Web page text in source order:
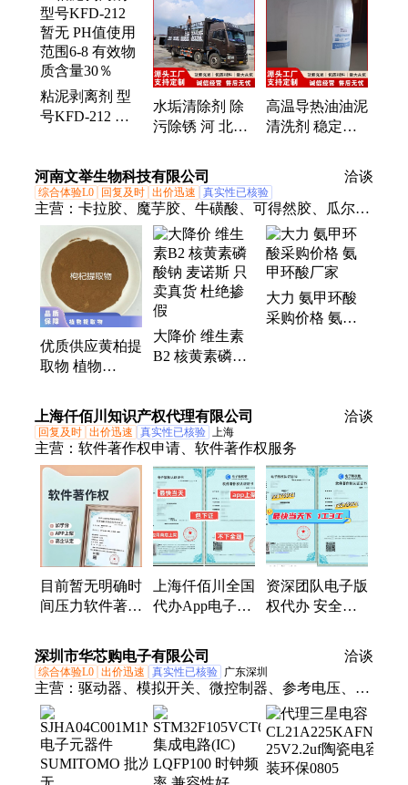
增效剂、在线清洗剂、氧化除藻剂、杀菌灭藻剂、水
系统管道、无二氧化氯、空调冷凝器、金属表面油
污、清除附着藻类、烟气湿法脱硫、高电导反渗透、
通风系统清洗、空调风机盘管、导热油炉清洗、玻璃
鳞片胶泥、烟气脱硫脱硝、锅炉除垢除锈、填料水垢
清洗
粘泥剥离剂 型
号KFD-212 暂
含量30％
水垢清除剂 除
污除锈 河 北锅
齐全 凯富顿
高温导热油油泥
清洗剂 稳定性
碳清剂 支持定
制 凯富顿
河南文举生物科技有限公司 洽谈
综合体验L0 回复及时 出价迅速 真实性已核验
主营： 卡拉胶、魔芋胶、牛磺酸、可得然胶、瓜尔豆
胶、沙蒿子胶、海藻酸钠、纳他酶素、食用明胶、聚
丙烯酸钠、甲基纤维素、酪蛋白酸钠、普鲁兰多糖、
乳酸链球菌素、食品级黄原胶
优质供应黄柏提
取物 植物
暂无 24个月 否
国标
大降价 维生素
B2 核黄素磷酸
大力 氨甲环酸
采购价格 氨甲
上海仟佰川知识产权代理有限公司 洽谈
回复及时 出价迅速 真实性已核验 上海
主营： 软件著作权申请、软件著作权服务
目前暂无明确时
间压力软件著作
件
上海仟佰川全国
代办App电子版
权归属
资深团队电子版
权代办 安全保
深圳市华芯购电子有限公司
洽谈
综合体验L0 出价迅速 真实性已核验 广东深圳
主营： 驱动器、模拟开关、微控制器、参考电压、电
池管理、视频开关ic、仪表放大器、音频放大器、开
关稳压器、数字隔离器、精密放大器、运算放大器、
点火控制器、开关控制器、可编程门阵列、接口集成
电路、电容电阻